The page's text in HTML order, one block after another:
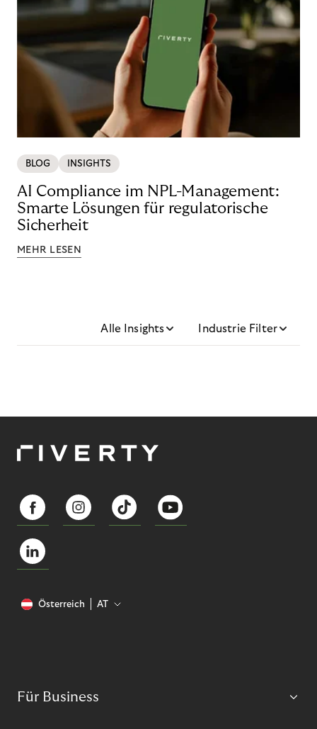
BLOG INSIGHTS
AI Compliance im NPL-Management:
Smarte Lösungen für regulatorische
Sicherheit
MEHR LESEN
Alle Insights Industrie Filter
Österreich AT
Für Business